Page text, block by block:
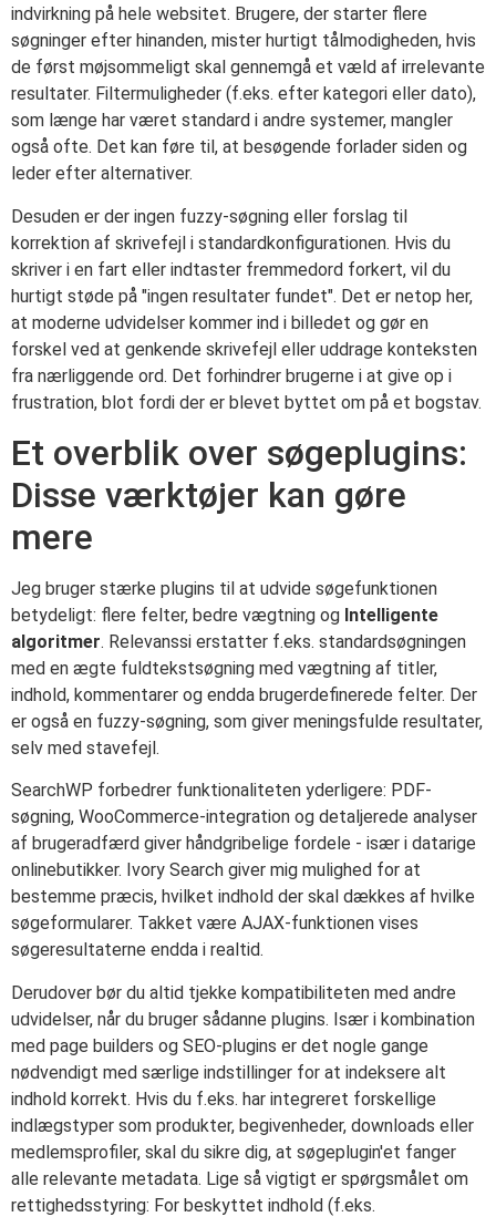
indvirkning på hele websitet. Brugere, der starter flere
søgninger efter hinanden, mister hurtigt tålmodigheden, hvis
de først møjsommeligt skal gennemgå et væld af irrelevante
resultater. Filtermuligheder (f.eks. efter kategori eller dato),
som længe har været standard i andre systemer, mangler
også ofte. Det kan føre til, at besøgende forlader siden og
leder efter alternativer.
Desuden er der ingen fuzzy-søgning eller forslag til
korrektion af skrivefejl i standardkonfigurationen. Hvis du
skriver i en fart eller indtaster fremmedord forkert, vil du
hurtigt støde på "ingen resultater fundet". Det er netop her,
at moderne udvidelser kommer ind i billedet og gør en
forskel ved at genkende skrivefejl eller uddrage konteksten
fra nærliggende ord. Det forhindrer brugerne i at give op i
frustration, blot fordi der er blevet byttet om på et bogstav.
Et overblik over søgeplugins:
Disse værktøjer kan gøre
mere
Jeg bruger stærke plugins til at udvide søgefunktionen
betydeligt: flere felter, bedre vægtning og Intelligente
algoritmer. Relevanssi erstatter f.eks. standardsøgningen
med en ægte fuldtekstsøgning med vægtning af titler,
indhold, kommentarer og endda brugerdefinerede felter. Der
er også en fuzzy-søgning, som giver meningsfulde resultater,
selv med stavefejl.
SearchWP forbedrer funktionaliteten yderligere: PDF-
søgning, WooCommerce-integration og detaljerede analyser
af brugeradfærd giver håndgribelige fordele - især i datarige
onlinebutikker. Ivory Search giver mig mulighed for at
bestemme præcis, hvilket indhold der skal dækkes af hvilke
søgeformularer. Takket være AJAX-funktionen vises
søgeresultaterne endda i realtid.
Derudover bør du altid tjekke kompatibiliteten med andre
udvidelser, når du bruger sådanne plugins. Især i kombination
med page builders og SEO-plugins er det nogle gange
nødvendigt med særlige indstillinger for at indeksere alt
indhold korrekt. Hvis du f.eks. har integreret forskellige
indlægstyper som produkter, begivenheder, downloads eller
medlemsprofiler, skal du sikre dig, at søgeplugin'et fanger
alle relevante metadata. Lige så vigtigt er spørgsmålet om
rettighedsstyring: For beskyttet indhold (f.eks.